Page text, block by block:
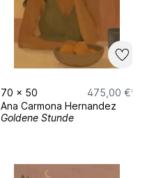
70 x 50
475,00 €*
Ana Carmona Hernandez
Goldene Stunde